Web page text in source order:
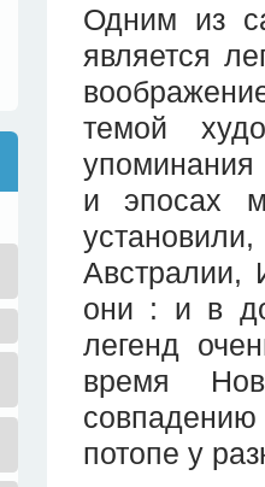
Одним из
является
темой
упоминания
и эпосах
Австралии,
они : и в
легенд
время
потопе у